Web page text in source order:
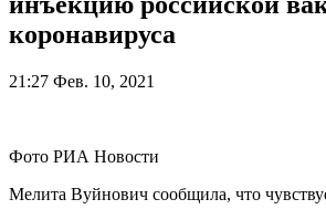
коронавируса
21:27 Фев. 10, 2021
Фото РИА Новости
Мелита Вуйнович сообщила, что